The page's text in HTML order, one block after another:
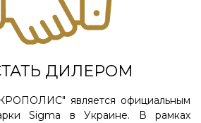
ДИЛЕРОМ
является официальным
Sigma в Украине. В рамках